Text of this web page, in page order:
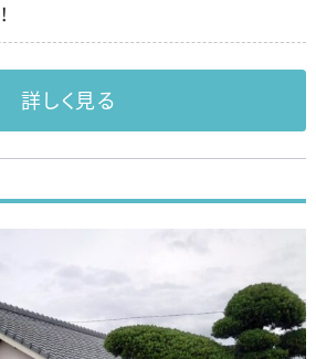
詳しく見る